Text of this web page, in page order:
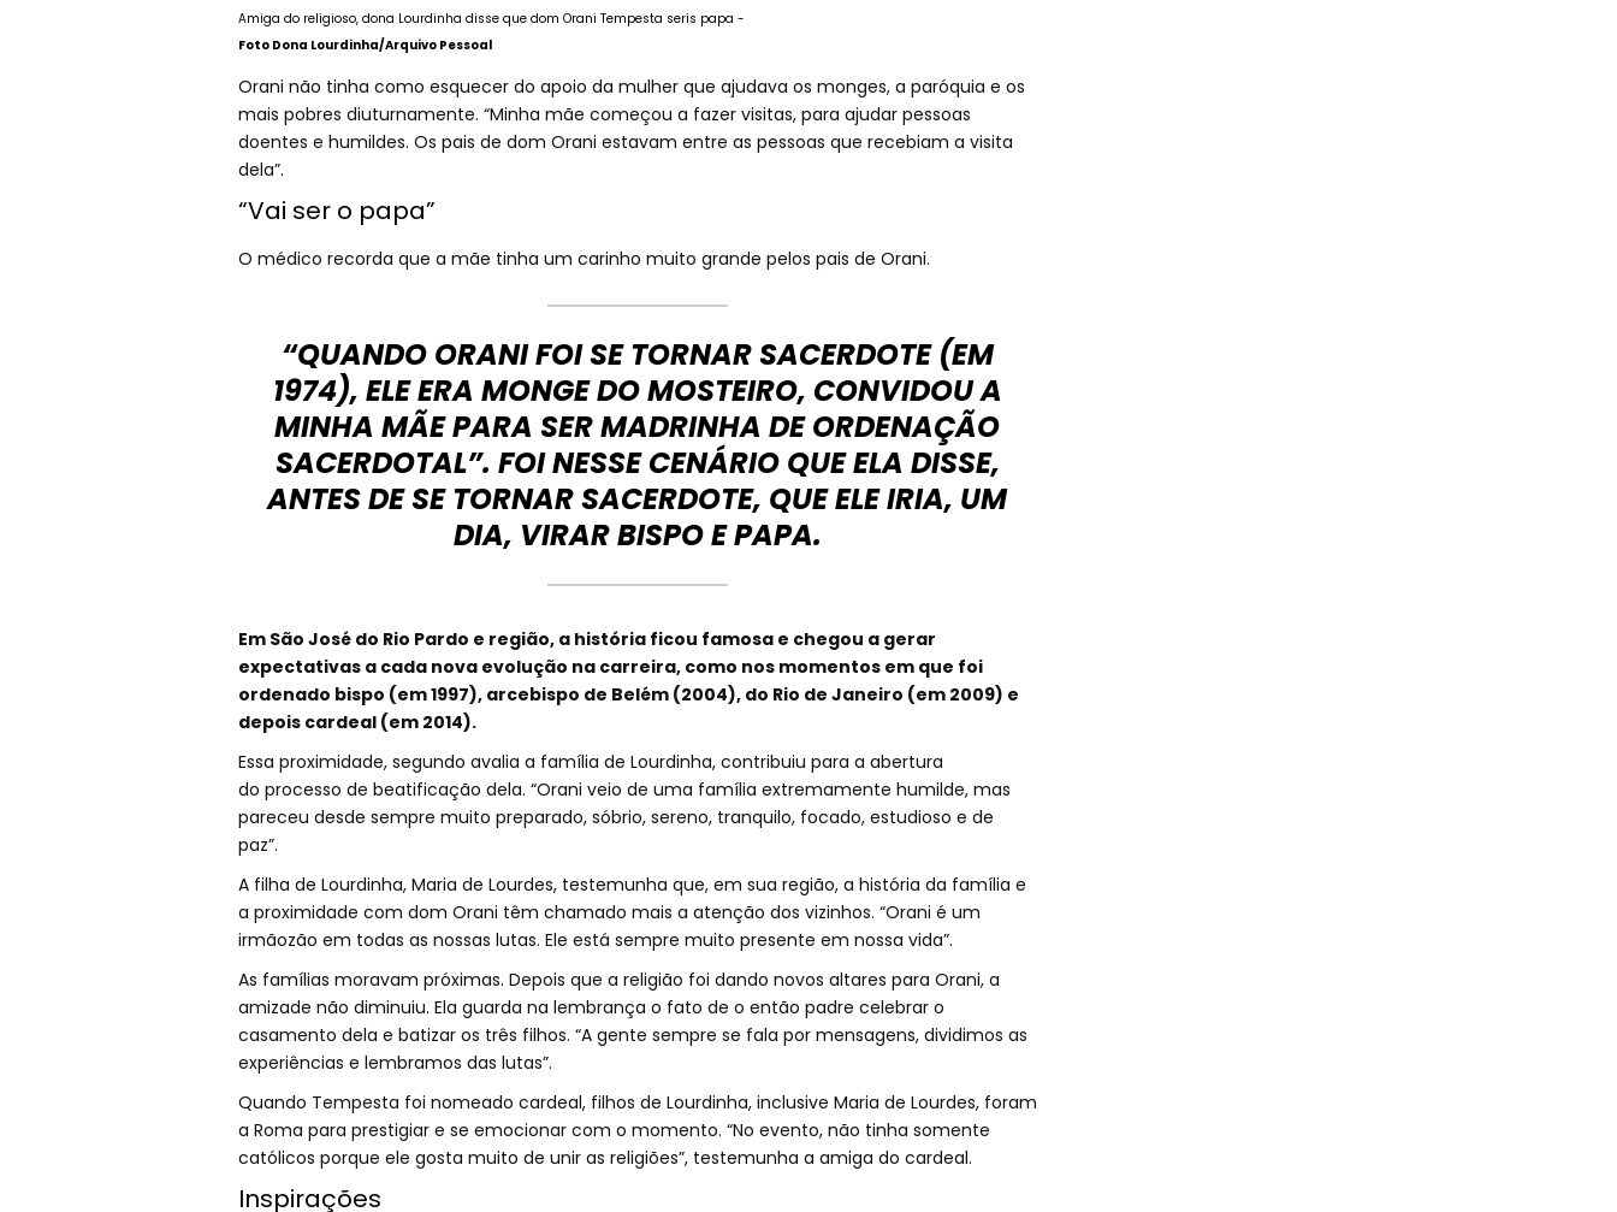
Amiga do religioso, dona Lourdinha disse que dom Orani Tempesta seris papa -
Foto Dona Lourdinha/Arquivo Pessoal
Orani não tinha como esquecer do apoio da mulher que ajudava os monges, a paróquia e os
mais pobres diuturnamente. “Minha mãe começou a fazer visitas, para ajudar pessoas
doentes e humildes. Os pais de dom Orani estavam entre as pessoas que recebiam a visita
dela”.
“Vai ser o papa”
O médico recorda que a mãe tinha um carinho muito grande pelos pais de Orani.
“QUANDO ORANI FOI SE TORNAR SACERDOTE (EM
1974), ELE ERA MONGE DO MOSTEIRO, CONVIDOU A
MINHA MÃE PARA SER MADRINHA DE ORDENAÇÃO
SACERDOTAL”. FOI NESSE CENÁRIO QUE ELA DISSE,
ANTES DE SE TORNAR SACERDOTE, QUE ELE IRIA, UM
DIA, VIRAR BISPO E PAPA.
Em São José do Rio Pardo e região, a história ficou famosa e chegou a gerar
expectativas a cada nova evolução na carreira, como nos momentos em que foi
ordenado bispo (em 1997), arcebispo de Belém (2004), do Rio de Janeiro (em 2009) e
depois cardeal (em 2014).
Essa proximidade, segundo avalia a família de Lourdinha, contribuiu para a abertura
do processo de beatificação dela. “Orani veio de uma família extremamente humilde, mas
pareceu desde sempre muito preparado, sóbrio, sereno, tranquilo, focado, estudioso e de
paz”.
A filha de Lourdinha, Maria de Lourdes, testemunha que, em sua região, a história da família e
a proximidade com dom Orani têm chamado mais a atenção dos vizinhos. “Orani é um
irmãozão em todas as nossas lutas. Ele está sempre muito presente em nossa vida”.
As famílias moravam próximas. Depois que a religião foi dando novos altares para Orani, a
amizade não diminuiu. Ela guarda na lembrança o fato de o então padre celebrar o
casamento dela e batizar os três filhos. “A gente sempre se fala por mensagens, dividimos as
experiências e lembramos das lutas”.
Quando Tempesta foi nomeado cardeal, filhos de Lourdinha, inclusive Maria de Lourdes, foram
a Roma para prestigiar e se emocionar com o momento. “No evento, não tinha somente
católicos porque ele gosta muito de unir as religiões”, testemunha a amiga do cardeal.
Inspirações